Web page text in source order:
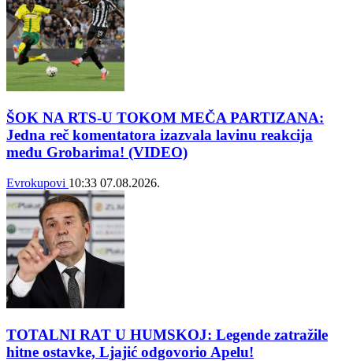
ŠOK NA RTS-U TOKOM MEČA PARTIZANA:
Jedna reč komentatora izazvala lavinu reakcija
među Grobarima! (VIDEO)
Evrokupovi 10:33 07.08.2026.
TOTALNI RAT U HUMSKOJ: Legende zatražile
hitne ostavke, Ljajić odgovorio Apelu!